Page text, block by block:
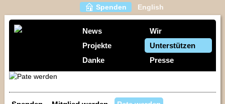
News
Wir
Projekte
Unterstützen
Danke
Presse
Spenden English